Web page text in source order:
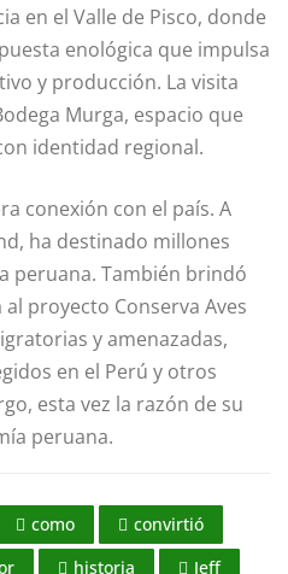
en el Valle de Pisco, donde
enológica que impulsa
y producción. La visita
Murga, espacio que
identidad regional.
conexión con el país. A
ha destinado millones
peruana. También brindó
proyecto Conserva Aves
y amenazadas,
en el Perú y otros
esta vez la razón de su
peruana.
como
convirtió
historia Jeff